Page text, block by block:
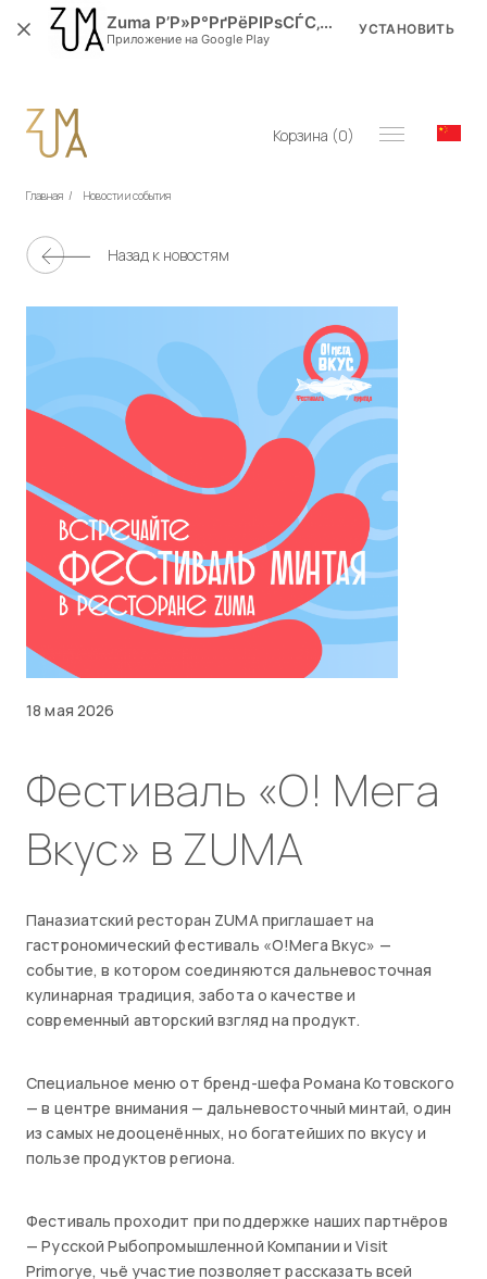
Корзина (0)
Главная / Новости и события
Назад к новостям
18 мая 2026
Фестиваль «О! Мега
Вкус» в ZUMA
Паназиатский ресторан ZUMA приглашает на
гастрономический фестиваль «О!Мега Вкус» —
событие, в котором соединяются дальневосточная
кулинарная традиция, забота о качестве и
современный авторский взгляд на продукт.
Специальное меню от бренд-шефа Романа Котовского
— в центре внимания — дальневосточный минтай, один
из самых недооценённых, но богатейших по вкусу и
пользе продуктов региона.
Фестиваль проходит при поддержке наших партнёров
— Русской Рыбопромышленной Компании и Visit
Primorye, чьё участие позволяет рассказать всей
Zuma Р’Р»Р°РґРёРІРѕСЃС‚РѕРє
Приложение на Google Play
УСТАНОВИТЬ